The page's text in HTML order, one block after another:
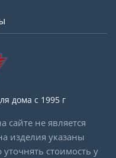
дома с 1995 г
не является
изделия указаны
стоимость у